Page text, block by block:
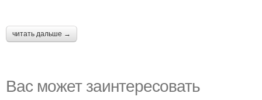
читать дальше →
Вас может заинтересовать